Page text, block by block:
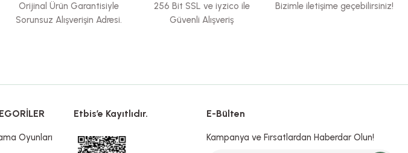
Orijinal Ürün Garantisiyle
Sorunsuz Alışverişin Adresi.
256 Bit SSL ve iyzico ile
Güvenli Alışveriş
Bizimle iletişime geçebilirsiniz!
Oyunları
Etbis’e Kayıtlıdır. E-Bülten
Kampanya ve Fırsatlardan Haberdar Olun!